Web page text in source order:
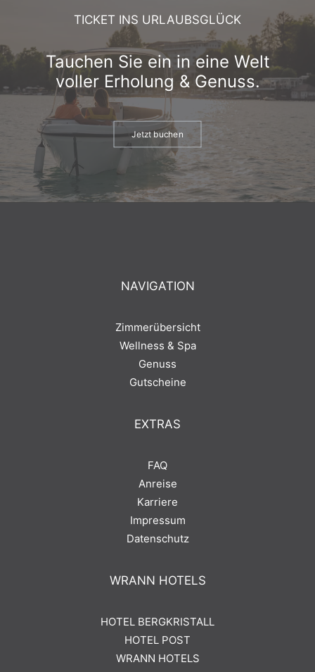
TICKET INS URLAUBSGLÜCK
Tauchen Sie ein in eine Welt
voller Erholung & Genuss.
Jetzt buchen
NAVIGATION
Zimmerübersicht
Wellness & Spa
Genuss
Gutscheine
EXTRAS
FAQ
Anreise
Karriere
Impressum
Datenschutz
WRANN HOTELS
HOTEL BERGKRISTALL
HOTEL POST
WRANN HOTELS